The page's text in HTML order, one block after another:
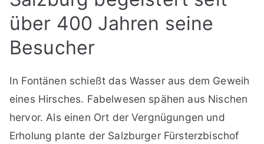
über 400 Jahren seine
Besucher
In Fontänen schießt das Wasser aus dem Geweih
eines Hirsches. Fabelwesen spähen aus Nischen
hervor. Als einen Ort der Vergnügungen und
Erholung plante der Salzburger Fürsterzbischof